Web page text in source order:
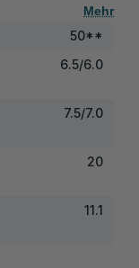
Mehr
50**
6.5/6.0
7.5/7.0
20
11.1